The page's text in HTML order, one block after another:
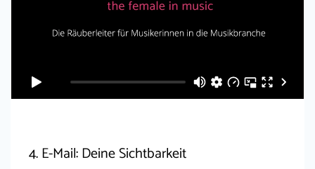
4. E-Mail: Deine Sichtbarkeit